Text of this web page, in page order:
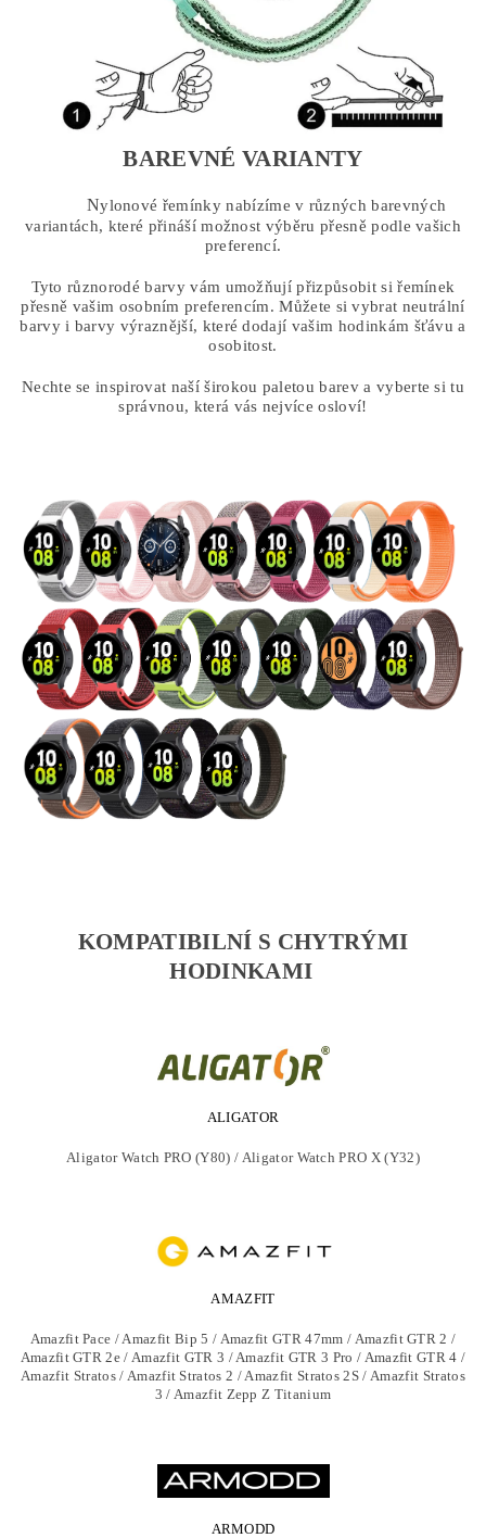
BAREVNÉ VARIANTY
Nylonové řemínky nabízíme v různých barevných
variantách, které přináší možnost výběru přesně podle vašich
preferencí.
Tyto různorodé barvy vám umožňují přizpůsobit si řemínek
přesně vašim osobním preferencím. Můžete si vybrat neutrální
barvy i barvy výraznější, které dodají vašim hodinkám šťávu a
osobitost.
Nechte se inspirovat naší širokou paletou barev a vyberte si tu
správnou, která vás nejvíce osloví!
KOMPATIBILNÍ S CHYTRÝMI
HODINKAMI
ALIGATOR
Aligator Watch PRO (Y80) / Aligator Watch PRO X (Y32)
AMAZFIT
Amazfit Pace / Amazfit Bip 5 / Amazfit GTR 47mm / Amazfit GTR 2 /
Amazfit GTR 2e / Amazfit GTR 3 / Amazfit GTR 3 Pro / Amazfit GTR 4 /
Amazfit Stratos / Amazfit Stratos 2 / Amazfit Stratos 2S / Amazfit Stratos
3 / Amazfit Zepp Z Titanium
ARMODD